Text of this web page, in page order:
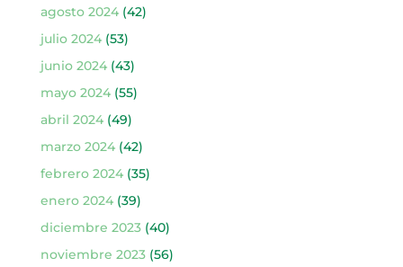
agosto 2024(42)
julio 2024(53)
junio 2024(43)
mayo 2024(55)
abril 2024(49)
marzo 2024(42)
febrero 2024(35)
enero 2024(39)
diciembre 2023(40)
noviembre 2023(56)